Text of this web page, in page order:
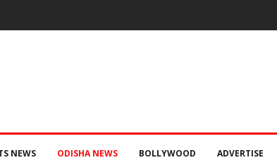
ସ୍ୱାସ୍ଥ୍ୟ ମନ୍ତ୍ରୀ ଡ. ମୁକେଶ ମହାଲିଙ୍ଗ: ବନ୍ୟା
ସ୍ୱାସ୍ଥ୍ୟସେବା ଓ ଜନସ୍ୱାସ୍ଥ୍ୟ ପରିଚାଳନାର କଲେ ସମୀକ୍ଷା
NEWS ODISHA NEWS BOLLYWOOD ADVERTISE